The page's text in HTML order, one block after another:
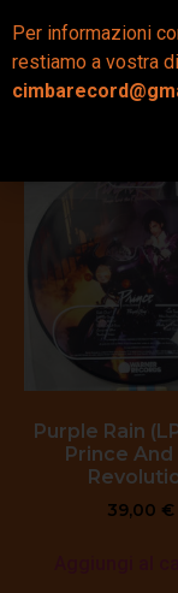
Aggiungi al
Purple Rain
Prince And
39,00 €
Per informazioni
restiamo a vostra